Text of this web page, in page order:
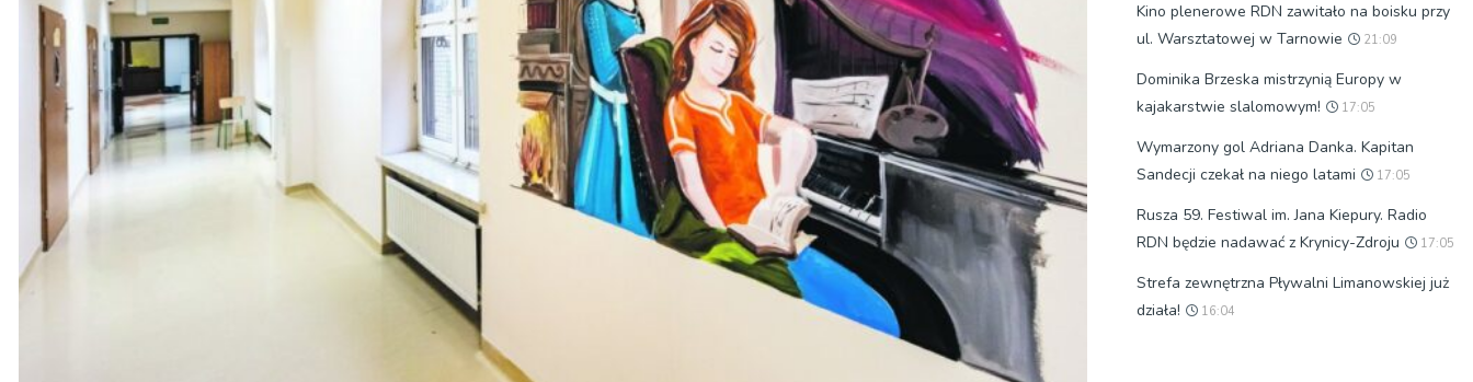
Kino plenerowe RDN zawitało na boisku przy
ul. Warsztatowej w Tarnowie
21:09
Dominika Brzeska mistrzynią Europy w
kajakarstwie slalomowym!
17:05
Wymarzony gol Adriana Danka. Kapitan
Sandecji czekał na niego latami
17:05
Rusza 59. Festiwal im. Jana Kiepury. Radio
RDN będzie nadawać z Krynicy-Zdroju
17:05
Strefa zewnętrzna Pływalni Limanowskiej już
działa!
16:04